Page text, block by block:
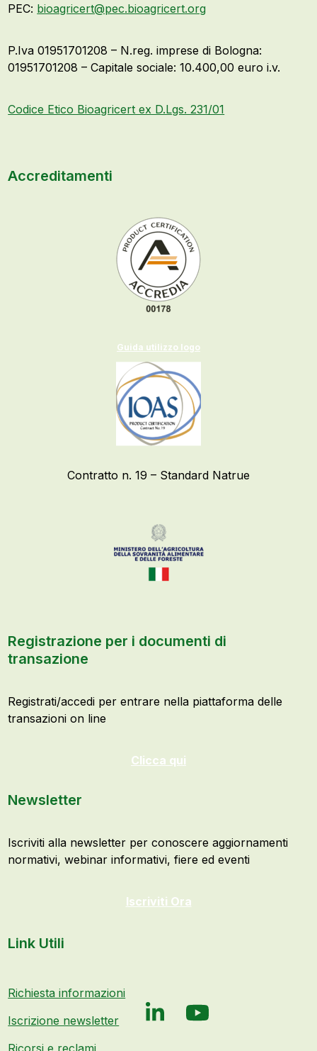
PEC: bioagricert@pec.bioagricert.org
P.Iva 01951701208 – N.reg. imprese di Bologna:
01951701208 – Capitale sociale: 10.400,00 euro i.v.
Codice Etico Bioagricert ex D.Lgs. 231/01
Accreditamenti
Guida utilizzo logo
Contratto n. 19 – Standard Natrue
Registrazione per i documenti di
transazione
Registrati/accedi per entrare nella piattaforma delle
transazioni on line
Clicca qui
Newsletter
Iscriviti alla newsletter per conoscere aggiornamenti
normativi, webinar informativi, fiere ed eventi
Iscriviti Ora
Link Utili
Richiesta informazioni
Iscrizione newsletter
LinkedInYouTube